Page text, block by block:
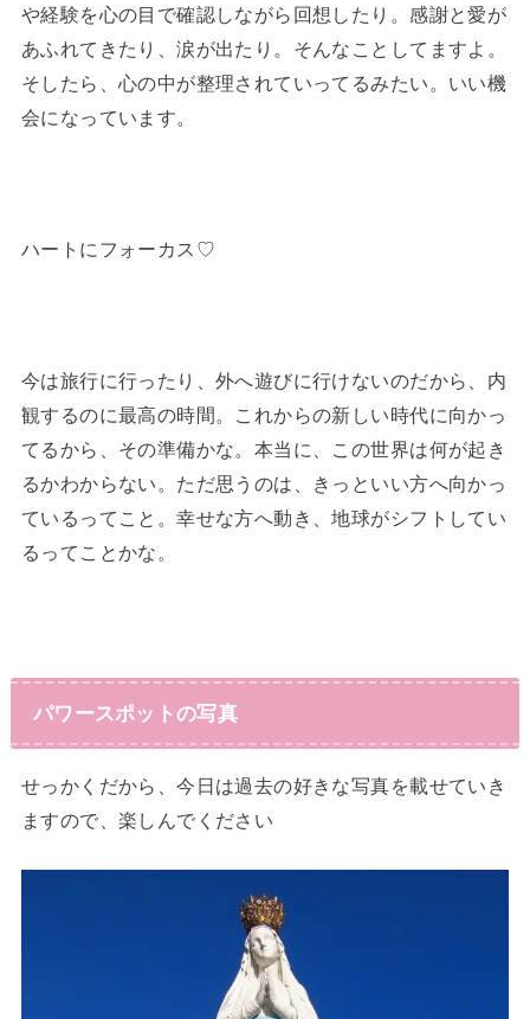
や経験を心の目で確認しながら回想したり。感謝と愛が
あふれてきたり、涙が出たり。そんなことしてますよ。
そしたら、心の中が整理されていってるみたい。いい機
会になっています。
ハートにフォーカス♡
今は旅行に行ったり、外へ遊びに行けないのだから、内
観するのに最高の時間。これからの新しい時代に向かっ
てるから、その準備かな。本当に、この世界は何が起き
るかわからない。ただ思うのは、きっといい方へ向かっ
ているってこと。幸せな方へ動き、地球がシフトしてい
るってことかな。
パワースポットの写真
せっかくだから、今日は過去の好きな写真を載せていき
ますので、楽しんでください